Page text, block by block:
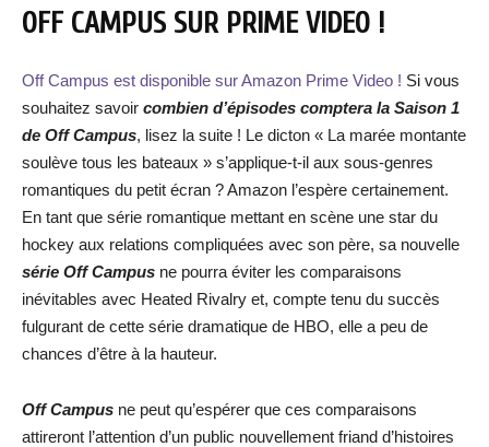
OFF CAMPUS SUR PRIME VIDEO !
Off Campus est disponible sur Amazon Prime Video ! Si vous
souhaitez savoir combien d’épisodes comptera la Saison 1
de Off Campus, lisez la suite ! Le dicton « La marée montante
soulève tous les bateaux » s’applique-t-il aux sous-genres
romantiques du petit écran ? Amazon l’espère certainement.
En tant que série romantique mettant en scène une star du
hockey aux relations compliquées avec son père, sa nouvelle
série Off Campus ne pourra éviter les comparaisons
inévitables avec Heated Rivalry et, compte tenu du succès
fulgurant de cette série dramatique de HBO, elle a peu de
chances d’être à la hauteur.
Off Campus ne peut qu’espérer que ces comparaisons
attireront l’attention d’un public nouvellement friand d’histoires